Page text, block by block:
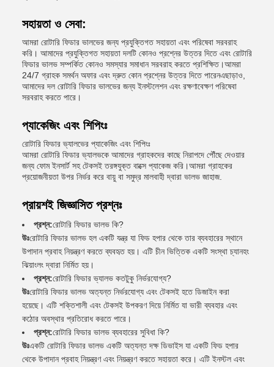
সহায়তা ও সেবা:
আমরা রোটারি ফিডার ভালভের জন্য প্রযুক্তিগত সহায়তা এবং পরিষেবা সরবরাহ
করি। আমাদের প্রযুক্তিগত সহায়তা দলটি কোনও প্রশ্নের উত্তর দিতে এবং রোটারি
ফিডার ভালভ সম্পর্কিত কোনও সমস্যার সমাধান সরবরাহ করতে প্রশিক্ষিত।আমরা
24/7 গ্রাহক সমর্থন অফার এবং দ্রুত কোন প্রশ্নের উত্তর দিতে পারেনএছাড়াও,
আমাদের দল রোটারি ফিডার ভালভের জন্য ইনস্টলেশন এবং রক্ষণাবেক্ষণ পরিষেবা
সরবরাহ করতে পারে।
প্যাকেজিং এবং শিপিংঃ
রোটারি ফিডার ভ্যালভের প্যাকেজিং এবং শিপিংঃ
আমরা রোটারি ফিডার ভ্যালভকে আমাদের গ্রাহকদের কাছে নিরাপদে পৌঁছে দেওয়ার
জন্য ফোম ইনসার্ট সহ টেকসই তরঙ্গযুক্ত বাক্সে প্যাকেজ করি।আমরা গ্রাহকের
প্রয়োজনীয়তা উপর নির্ভর করে বায়ু বা সমুদ্র মালবাহী দ্বারা ভালভ জাহাজ.
প্রায়শই জিজ্ঞাসিত প্রশ্নঃ
প্রশ্ন:রোটারি ফিডার ভালভ কি?
উঃরোটারি ফিডার ভালভ হল একটি যন্ত্র যা ফিড হপার থেকে তার ব্যবহারের স্থানে
উপাদান প্রবাহ নিয়ন্ত্রণ করতে ব্যবহৃত হয়। এটি চীন ভিত্তিক একটি সংস্থা চ্যানহং
ঝিয়াংলং দ্বারা নির্মিত হয়।
প্রশ্ন:রোটারি ফিডার ভ্যালভ কতটুকু নির্ভরযোগ্য?
উঃরোটারি ফিডার ভালভ অত্যন্ত নির্ভরযোগ্য এবং টেকসই হতে ডিজাইন করা
হয়েছে। এটি শক্তিশালী এবং টেকসই উপকরণ দিয়ে নির্মিত যা ভারী ব্যবহার এবং
কঠোর অবস্থার প্রতিরোধ করতে পারে।
প্রশ্ন:রোটারি ফিডার ভালভ ব্যবহারের সুবিধা কি?
উঃএকটি রোটারি ফিডার ভালভ একটি অত্যন্ত দক্ষ ডিভাইস যা একটি ফিড হপার
থেকে উপাদান প্রবাহ নিয়ন্ত্রণ এবং নিয়ন্ত্রণ করতে সহায়তা করে। এটি ইনস্টল এবং